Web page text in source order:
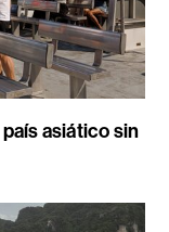
asiático sin